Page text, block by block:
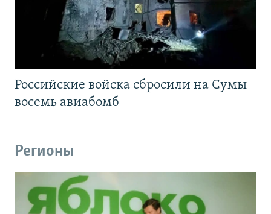
Российские войска сбросили на Сумы
восемь авиабомб
Регионы